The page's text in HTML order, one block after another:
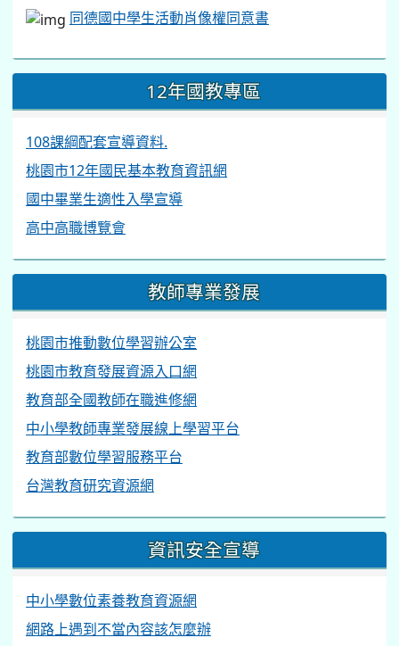
同德國中學生活動肖像權同意書
12年國教專區
108課綱配套宣導資料.
桃園市12年國民基本教育資訊網
國中畢業生適性入學宣導
高中高職博覽會
教師專業發展
桃園市推動數位學習辦公室
桃園市教育發展資源入口網
教育部全國教師在職進修網
中小學教師專業發展線上學習平台
教育部數位學習服務平台
台灣教育研究資源網
資訊安全宣導
中小學數位素養教育資源網
網路上遇到不當內容該怎麼辦